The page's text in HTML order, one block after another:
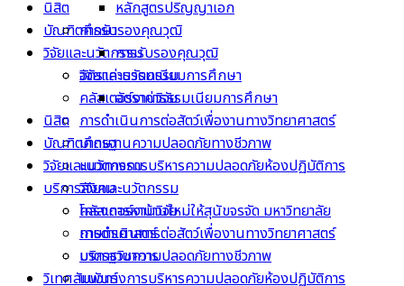
หลักสูตรปริญญาเอก
การรับรองคุณวุฒิ
การรับรองคุณวุฒิ
อัตราค่าธรรมเนียมการศึกษา
อัตราค่าธรรมเนียมการศึกษา
นิสิต
บัณฑิตศึกษา
วิจัยและนวัตกรรม
วิจัยและนวัตกรรม
คลัสเตอร์งานวิจัย
การดำเนินการต่อสัตว์เพื่องานทางวิทยาศาสตร์
มาตรฐานความปลอดภัยทางชีวภาพ
แนวทางการบริหารความปลอดภัยห้องปฏิบัติการ
นิสิต
บัณฑิตศึกษา
วิจัยและนวัตกรรม
วิจัยและนวัตกรรม
คลัสเตอร์งานวิจัย
การดำเนินการต่อสัตว์เพื่องานทางวิทยาศาสตร์
มาตรฐานความปลอดภัยทางชีวภาพ
แนวทางการบริหารความปลอดภัยห้องปฏิบัติการ
บริการสังคม
โครงการหาบ้านใหม่ให้สุนัขจรจัด มหาวิทยาลัย
เกษตรศาสตร์
บริการวิชาการ
วิเทศสัมพันธ์